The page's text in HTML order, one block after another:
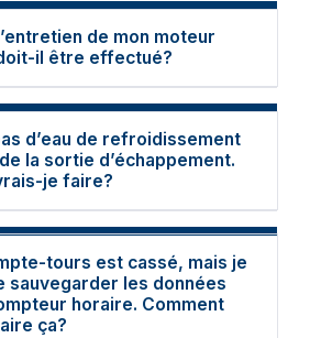
de mon moteur
il être effectué?
pas d’eau de refroidissement
la sortie d’échappement.
je faire?
tours est cassé, mais je
sauvegarder les données
horaire. Comment
ça?